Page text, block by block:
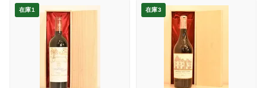
在庫1 在庫3